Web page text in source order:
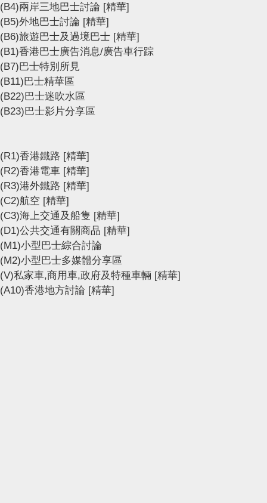
(B4)兩岸三地巴士討論 [精華]
(B5)外地巴士討論 [精華]
(B6)旅遊巴士及過境巴士 [精華]
(B1)香港巴士廣告消息/廣告車行踪
(B7)巴士特別所見
(B11)巴士精華區
(B22)巴士迷吹水區
(B23)巴士影片分享區
(R1)香港鐵路 [精華]
(R2)香港電車 [精華]
(R3)港外鐵路 [精華]
(C2)航空 [精華]
(C3)海上交通及船隻 [精華]
(D1)公共交通有關商品 [精華]
(M1)小型巴士綜合討論
(M2)小型巴士多媒體分享區
(V)私家車,商用車,政府及特種車輛 [精華]
(A10)香港地方討論 [精華]